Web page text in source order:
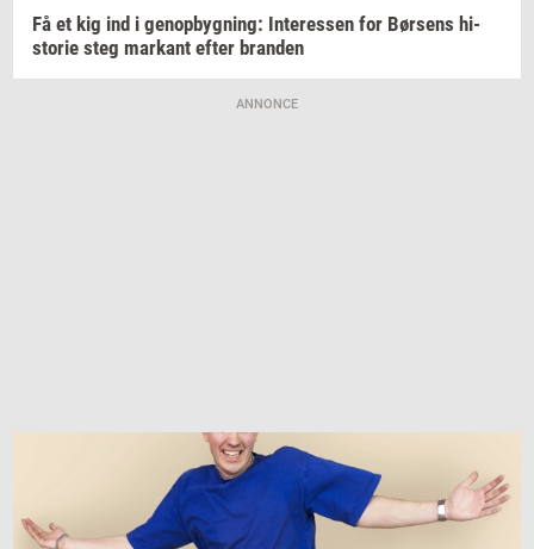
Få et kig ind i genop­byg­ning: In­ter­es­sen for Bør­sens hi­
sto­rie steg mar­kant efter bran­den
ANNONCE